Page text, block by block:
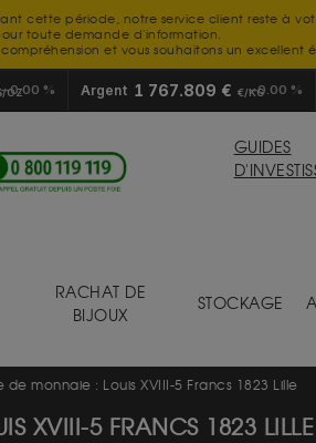
cette période, notre service client reste à
toute demande d'information.
et vous souhaitons un excellent
OZ
0.00 % Argent 1 767.809 € €/KG0.00 %
GUIDES
RACHAT DE
BIJOUX
STOCKAGE
de monnaie : Louis XVIII-5 Francs 1823 Lille
XVIII-5 FRANCS 1823 LILLE